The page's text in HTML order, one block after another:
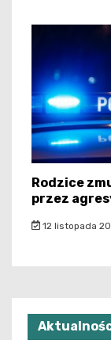
Rodzice
przez
12 listopada